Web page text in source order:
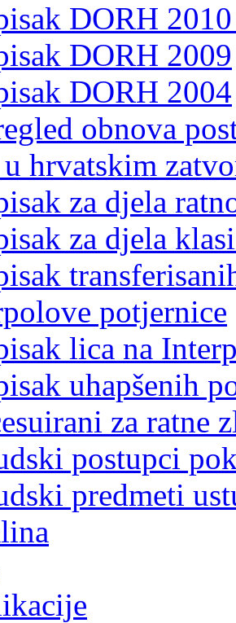
DORH
DORH 2009
DORH 2004
obnova
hrvatskim
za djela
za djela
potjernice
lica na
uhapšenih
za ratne
postupci
predmeti